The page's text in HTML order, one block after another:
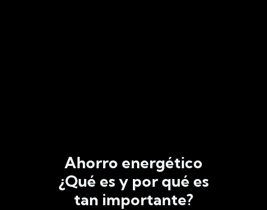
Ahorro energético
¿Qué es y por qué es
tan importante?